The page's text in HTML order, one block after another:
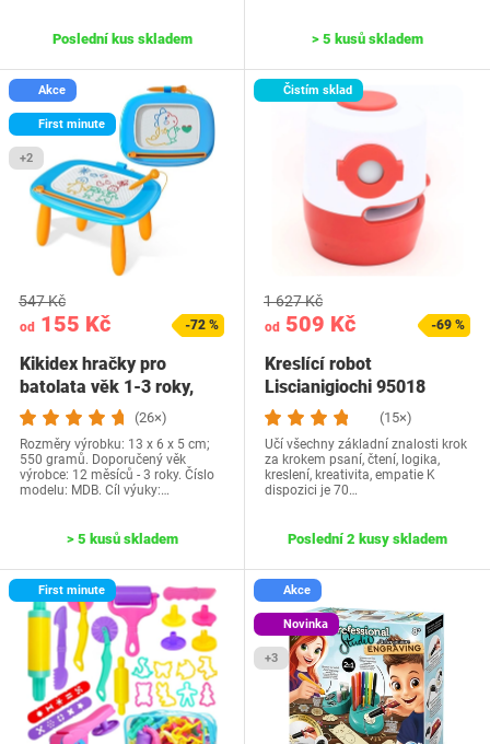
Poslední kus skladem > 5 kusů skladem
Akce
First minute
+2
od 155 Kč
547 Kč
-72 %
Kikidex hračky pro
batolata věk 1-3 roky,
magnetická…
(26×)
Rozměry výrobku: 13 x 6 x 5 cm;
550 gramů. Doporučený věk
výrobce: 12 měsíců - 3 roky. Číslo
modelu: MDB. Cíl výuky:…
> 5 kusů skladem
Čistím sklad
od 509 Kč
1 627 Kč
-69 %
Kreslící robot
Liscianigiochi 95018
(15×)
Učí všechny základní znalosti krok
za krokem psaní, čtení, logika,
kreslení, kreativita, empatie K
dispozici je 70…
Poslední 2 kusy skladem
First minute Akce
Novinka
+3